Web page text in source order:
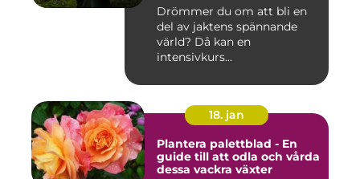
Drömmer du om att bli en
del av jaktens spännande
värld? Då kan en
intensivkurs...
18. jan
Plantera palettblad - En
guide till att odla och vårda
dessa vackra växter